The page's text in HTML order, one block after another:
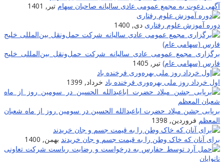
آگهی دعوت به مجمع عمومی عادی سالیانه صاحبان سهام تیر, 1401
دوره آموزش علوم رفتاری دی, 1400
برگزاری مجمع عمومی عادی سالیانه شرکت حمل‌ونقل بین‌المللی خلیج
فارس (سهامی عام) تیر, 1405
اول خرداد روز ملی بهره‌وری فرخنده باد خرداد, 1399
برپایى جشن میلاد حضرت اباعبدالله الحسین در سومین روز از ماه شعبان
المعظم فروردین, 1398
برای آنان که خاک وطن را به قیمت جسم و جان خریدند بهمن, 1400